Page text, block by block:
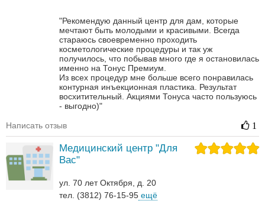
"Рекомендую данный центр для дам, которые
мечтают быть молодыми и красивыми. Всегда
стараюсь своевременно проходить
косметологические процедуры и так уж
получилось, что побывав много где я остановилась
именно на Тонус Премиум.
Из всех процедур мне больше всего понравилась
контурная инъекционная пластика. Результат
восхитительный. Акциями Тонуса часто пользуюсь
- выгодно)"
Написать отзыв 1
Медицинский центр "Для
Вас"
ул. 70 лет Октября, д. 20
тел. (3812) 76-15-95 ещё